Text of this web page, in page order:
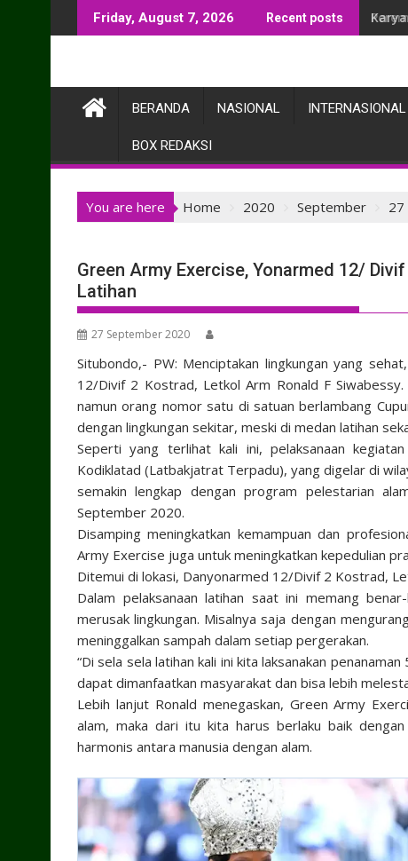
to
Friday, August 7, 2026 Recent posts
BERANDA NASIONAL INTERNASIONAL
BOX REDAKSI
You are here Home 2020 September 27
Green Army Exercise, Yonarmed 12/
Latihan
27 September 2020
Situbondo,- PW: Menciptakan lingkungan yang
12/Divif 2 Kostrad, Letkol Arm Ronald F
namun orang nomor satu di satuan berlambang
dengan lingkungan sekitar, meski di medan latihan
Seperti yang terlihat kali ini, pelaksanaan
Kodiklatad (Latbakjatrat Terpadu), yang digelar di
semakin lengkap dengan program pelestarian
September 2020.
Disamping meningkatkan kemampuan dan
Army Exercise juga untuk meningkatkan kepedulian
Ditemui di lokasi, Danyonarmed 12/Divif 2 Kostrad,
Dalam pelaksanaan latihan saat ini memang
merusak lingkungan. Misalnya saja dengan
meninggalkan sampah dalam setiap pergerakan.
“Di sela sela latihan kali ini kita laksanakan
dapat dimanfaatkan masyarakat dan bisa lebih
Lebih lanjut Ronald menegaskan, Green Army
alam, maka dari itu kita harus berlaku baik
harmonis antara manusia dengan alam.